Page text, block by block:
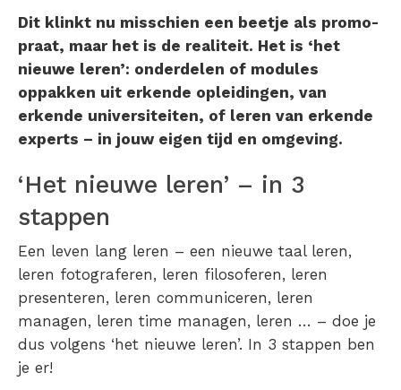
Dit klinkt nu misschien een beetje als promo-
praat, maar het is de realiteit. Het is ‘het
nieuwe leren’: onderdelen of modules
oppakken uit erkende opleidingen, van
erkende universiteiten, of leren van erkende
experts – in jouw eigen tijd en omgeving.
‘Het nieuwe leren’ – in 3
stappen
Een leven lang leren – een nieuwe taal leren,
leren fotograferen, leren filosoferen, leren
presenteren, leren communiceren, leren
managen, leren time managen, leren … – doe je
dus volgens ‘het nieuwe leren’. In 3 stappen ben
je er!